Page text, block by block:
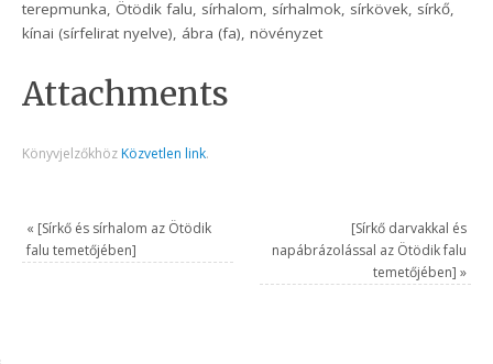
terepmunka, Ötödik falu, sírhalom, sírhalmok, sírkövek, sírkő,
kínai (sírfelirat nyelve), ábra (fa), növényzet
Attachments
Könyvjelzőkhöz Közvetlen link.
« [Sírkő és sírhalom az Ötödik
falu temetőjében]
[Sírkő darvakkal és
napábrázolással az Ötödik falu
temetőjében] »